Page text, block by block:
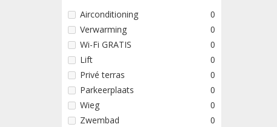
Airconditioning
0
Verwarming
0
Wi-Fi GRATIS
0
Lift
0
Privé terras
0
Parkeerplaats
0
Wieg
0
Zwembad
0